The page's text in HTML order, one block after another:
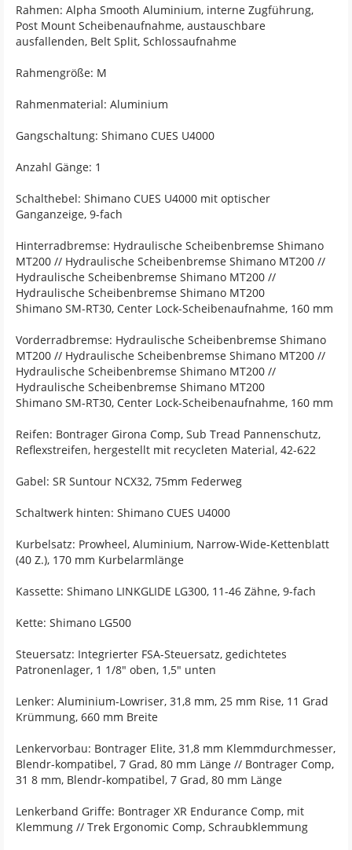
Rahmen: Alpha Smooth Aluminium, interne Zugführung,
Post Mount Scheibenaufnahme, austauschbare
ausfallenden, Belt Split, Schlossaufnahme
Rahmengröße: M
Rahmenmaterial: Aluminium
Gangschaltung: Shimano CUES U4000
Anzahl Gänge: 1
Schalthebel: Shimano CUES U4000 mit optischer
Ganganzeige, 9-fach
Hinterradbremse: Hydraulische Scheibenbremse Shimano
MT200 // Hydraulische Scheibenbremse Shimano MT200 //
Hydraulische Scheibenbremse Shimano MT200 //
Hydraulische Scheibenbremse Shimano MT200
Shimano SM-RT30, Center Lock-Scheibenaufnahme, 160 mm
Vorderradbremse: Hydraulische Scheibenbremse Shimano
MT200 // Hydraulische Scheibenbremse Shimano MT200 //
Hydraulische Scheibenbremse Shimano MT200 //
Hydraulische Scheibenbremse Shimano MT200
Shimano SM-RT30, Center Lock-Scheibenaufnahme, 160 mm
Reifen: Bontrager Girona Comp, Sub Tread Pannenschutz,
Reflexstreifen, hergestellt mit recycleten Material, 42-622
Gabel: SR Suntour NCX32, 75mm Federweg
Schaltwerk hinten: Shimano CUES U4000
Kurbelsatz: Prowheel, Aluminium, Narrow-Wide-Kettenblatt
(40 Z.), 170 mm Kurbelarmlänge
Kassette: Shimano LINKGLIDE LG300, 11-46 Zähne, 9-fach
Kette: Shimano LG500
Steuersatz: Integrierter FSA-Steuersatz, gedichtetes
Patronenlager, 1 1/8" oben, 1,5" unten
Lenker: Aluminium-Lowriser, 31,8 mm, 25 mm Rise, 11 Grad
Krümmung, 660 mm Breite
Lenkervorbau: Bontrager Elite, 31,8 mm Klemmdurchmesser,
Blendr-kompatibel, 7 Grad, 80 mm Länge // Bontrager Comp,
31 8 mm, Blendr-kompatibel, 7 Grad, 80 mm Länge
Lenkerband Griffe: Bontrager XR Endurance Comp, mit
Klemmung // Trek Ergonomic Comp, Schraubklemmung